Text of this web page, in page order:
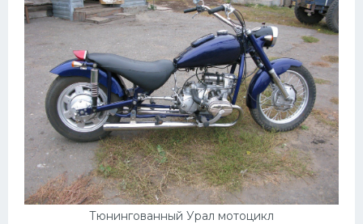
Тюнингованный Урал мотоцикл